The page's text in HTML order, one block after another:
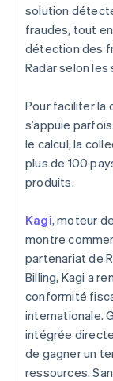
solution
fraudes, tout
détection des
Radar selon
Pour faciliter la
s’appuie
le calcul, la
plus de 100
produits.
Kagi, moteur
montre
partenariat de
Billing, Kagi a
conformité
internationale.
intégrée
de gagner un
ressources.